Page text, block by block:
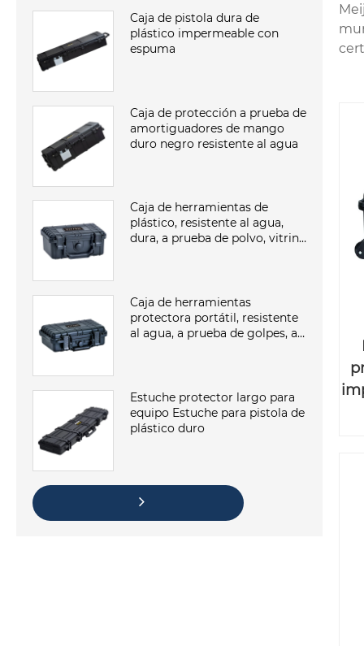
Caja de pistola dura de
plástico impermeable con
espuma
Caja de protección a prueba de
amortiguadores de mango
duro negro resistente al agua
Caja de herramientas de
plástico, resistente al agua,
dura, a prueba de polvo, vitrina
Caja de herramientas
protectora portátil, resistente
al agua, a prueba de golpes, a
Estuche protector largo para
equipo Estuche para pistola de
plástico duro